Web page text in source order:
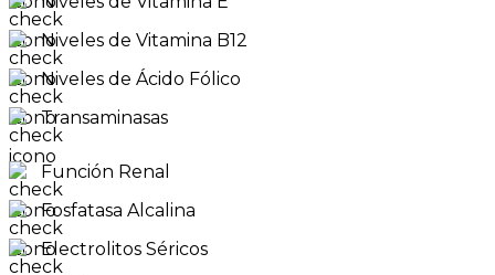
Niveles de Vitamina B12
Niveles de Ácido Fólico
Transaminasas
Función Renal
Fosfatasa Alcalina
Electrolitos Séricos